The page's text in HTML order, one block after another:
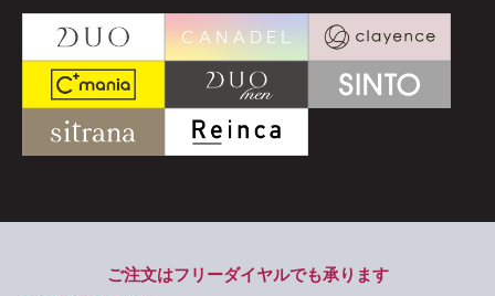
ご注文はフリーダイヤルでも承ります